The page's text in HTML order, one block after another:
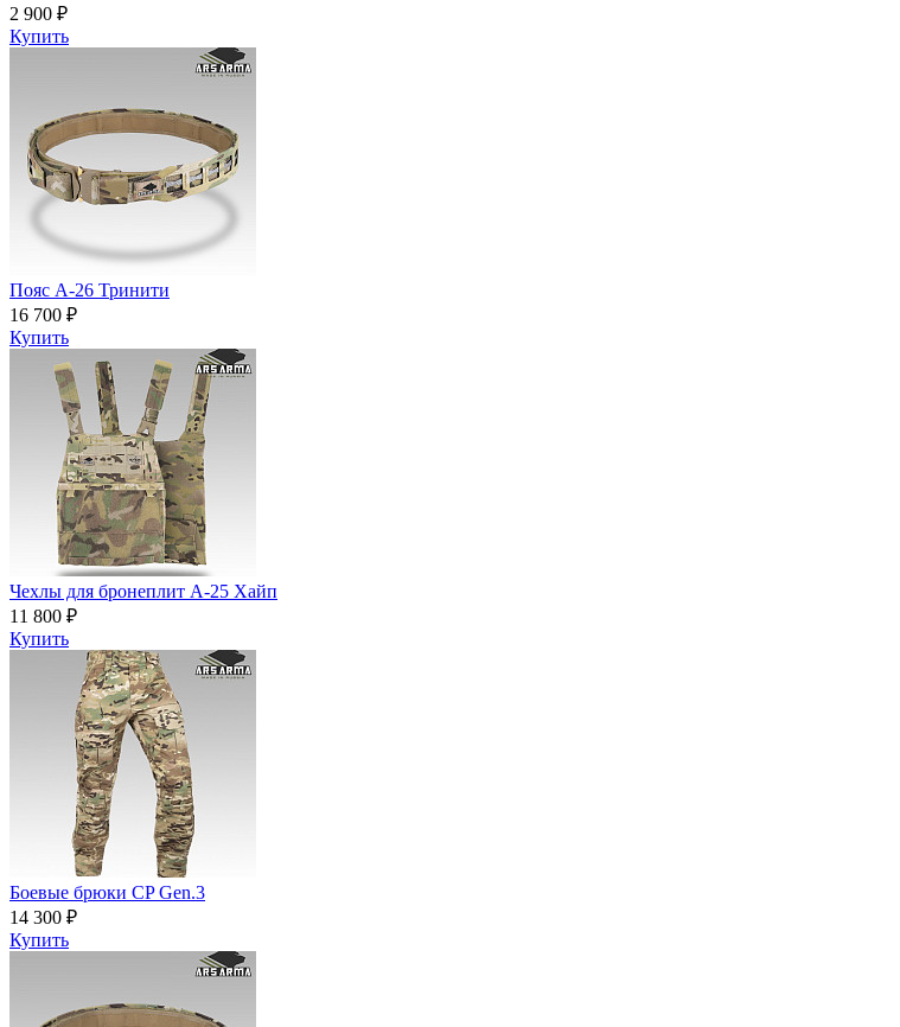
2 900 ₽
Купить
Пояс A-26 Тринити
16 700 ₽
Купить
Чехлы для бронеплит А-25 Хайп
11 800 ₽
Купить
Боевые брюки CP Gen.3
14 300 ₽
Купить